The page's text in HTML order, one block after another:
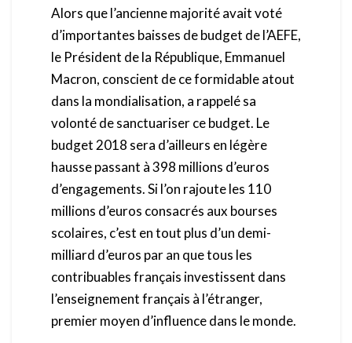
Alors que l’ancienne majorité avait voté
d’importantes baisses de budget de l’AEFE,
le Président de la République, Emmanuel
Macron, conscient de ce formidable atout
dans la mondialisation, a rappelé sa
volonté de sanctuariser ce budget. Le
budget 2018 sera d’ailleurs en légère
hausse passant à 398 millions d’euros
d’engagements. Si l’on rajoute les 110
millions d’euros consacrés aux bourses
scolaires, c’est en tout plus d’un demi-
milliard d’euros par an que tous les
contribuables français investissent dans
l’enseignement français à l’étranger,
premier moyen d’influence dans le monde.